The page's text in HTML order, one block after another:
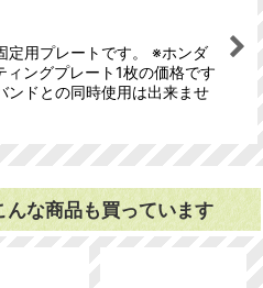
定用プレートです。 ※ホンダ
ィングプレート1枚の価格です
ンドとの同時使用は出来ませ
な商品も買っています